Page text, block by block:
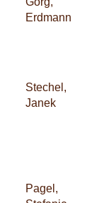
Erdmann
Stechel,
Janek
Pagel,